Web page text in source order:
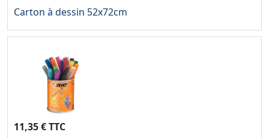
Carton à dessin 52x72cm
11,35 € TTC